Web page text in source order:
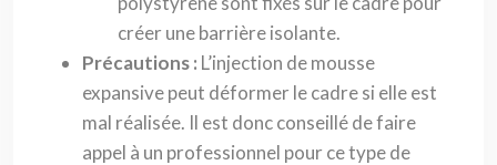
créer une barrière isolante.
Précautions : L’injection de mousse
expansive peut déformer le cadre si elle est
mal réalisée. Il est donc conseillé de faire
appel à un professionnel pour ce type de